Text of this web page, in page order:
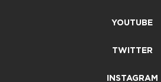
YOUTUBE
TWITTER
INSTAGRAM